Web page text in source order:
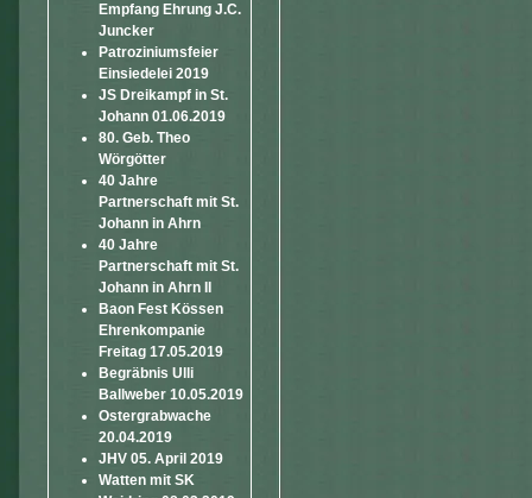
Empfang Ehrung J.C.
Juncker
Patroziniumsfeier
Einsiedelei 2019
JS Dreikampf in St.
Johann 01.06.2019
80. Geb. Theo
Wörgötter
40 Jahre
Partnerschaft mit St.
Johann in Ahrn
40 Jahre
Partnerschaft mit St.
Johann in Ahrn II
Baon Fest Kössen
Ehrenkompanie
Freitag 17.05.2019
Begräbnis Ulli
Ballweber 10.05.2019
Ostergrabwache
20.04.2019
JHV 05. April 2019
Watten mit SK